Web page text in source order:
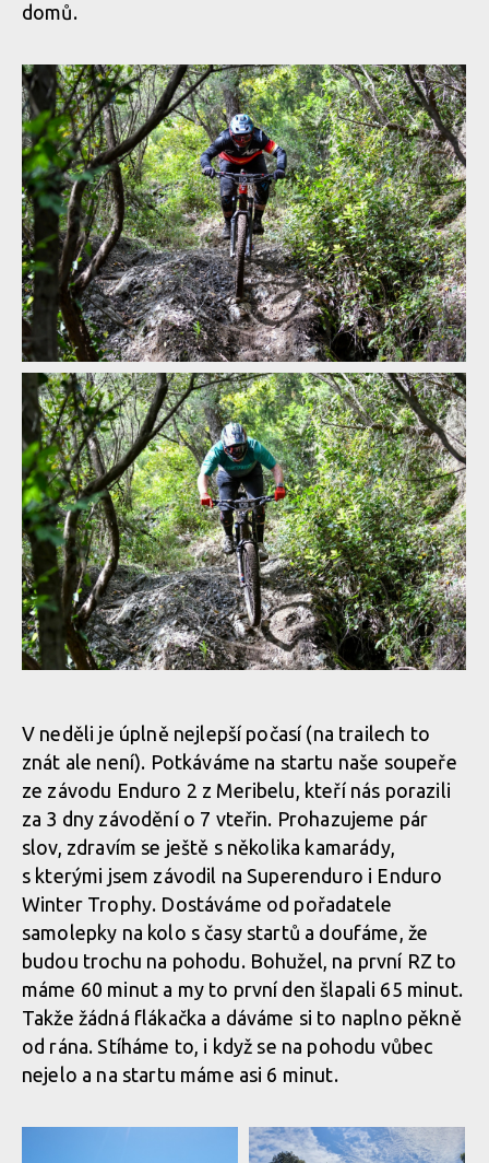
domů.
Report: Milan Smetaník a Martin Pajma úspěšně reprezentovali
na Toscano Enduro Series v Livornu
Report: Milan Smetaník a Martin Pajma úspěšně reprezentovali
na Toscano Enduro Series v Livornu
Report: Milan Smetaník a Martin Pajma úspěšně reprezentovali
na Toscano Enduro Series v Livornu
Report: Milan Smetaník a Martin Pajma úspěšně reprezentovali
na Toscano Enduro Series v Livornu
Report: Milan Smetaník a Martin Pajma úspěšně reprezentovali
na Toscano Enduro Series v Livornu
Report: Milan Smetaník a Martin Pajma úspěšně reprezentovali
na Toscano Enduro Series v Livornu
Report: Milan Smetaník a Martin Pajma úspěšně reprezentovali
na Toscano Enduro Series v Livornu
V neděli je úplně nejlepší počasí (na trailech to
znát ale není). Potkáváme na startu naše soupeře
ze závodu Enduro 2 z Meribelu, kteří nás porazili
za 3 dny závodění o 7 vteřin. Prohazujeme pár
slov, zdravím se ještě s několika kamarády,
s kterými jsem závodil na Superenduro i Enduro
Winter Trophy. Dostáváme od pořadatele
samolepky na kolo s časy startů a doufáme, že
budou trochu na pohodu. Bohužel, na první RZ to
máme 60 minut a my to první den šlapali 65 minut.
Takže žádná flákačka a dáváme si to naplno pěkně
od rána. Stíháme to, i když se na pohodu vůbec
nejelo a na startu máme asi 6 minut.